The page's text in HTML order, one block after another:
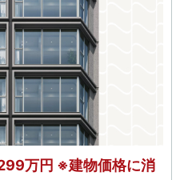
万円 ※建物価格に消